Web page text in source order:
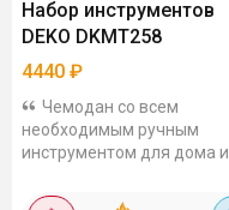
Набор инструментов
DEKO DKMT258
4440 ₽
Чемодан со всем
необходимым ручным
инструментом для дома и
из 258 инструментов,